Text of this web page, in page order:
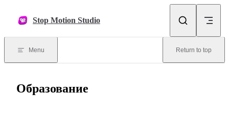
Stop Motion Studio
Menu Return to top
Образование